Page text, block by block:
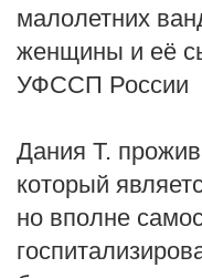
малолетних
женщины и её
УФССП России
Дания Т.
который
но вполне